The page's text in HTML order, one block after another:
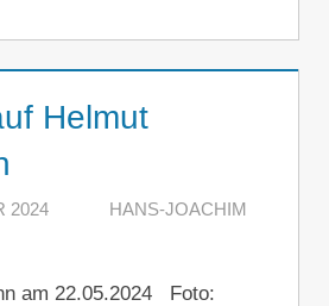
Helmut
2024
HANS-JOACHIM
am 22.05.2024 Foto: